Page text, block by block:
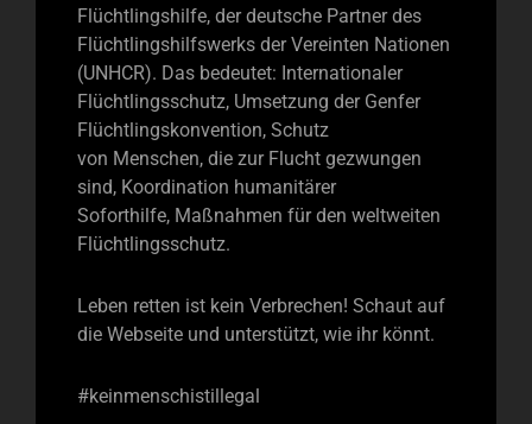
Flüchtlingshilfe, der deutsche Partner des
Flüchtlingshilfswerks der Vereinten Nationen
(UNHCR). Das bedeutet: Internationaler
Flüchtlingsschutz, Umsetzung der Genfer
Flüchtlingskonvention, Schutz
von Menschen, die zur Flucht gezwungen
sind, Koordination humanitärer
Soforthilfe, Maßnahmen für den weltweiten
Flüchtlingsschutz.
Leben retten ist kein Verbrechen! Schaut auf
die Webseite und unterstützt, wie ihr könnt.
#keinmenschistillegal